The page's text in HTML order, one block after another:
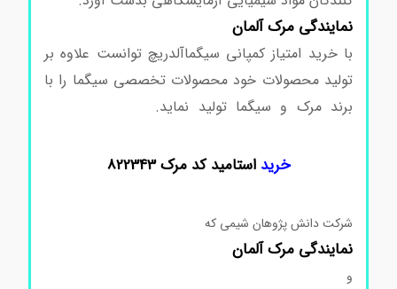
نمایندگی مرک آلمان
با خرید امتیاز کمپانی سیگماآلدریچ توانست علاوه بر
تولید محصولات خود محصولات تخصصی سیگما را با
برند مرک و سیگما تولید نماید.استامید کد مرک
خریداستامید کد مرک 822343
شرکت دانش پژوهان شیمی که
نمایندگیمرکآلمان